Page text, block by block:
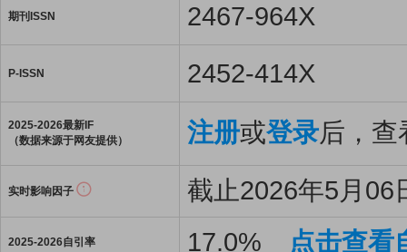
期刊ISSN 2467-964X
P-ISSN 2452-414X
2025-2026最新IF
（数据来源于网友提供）
注册或登录后，查
实时影响因子 截止2026年5月06
2025-2026自引率 17.0% 点击查看